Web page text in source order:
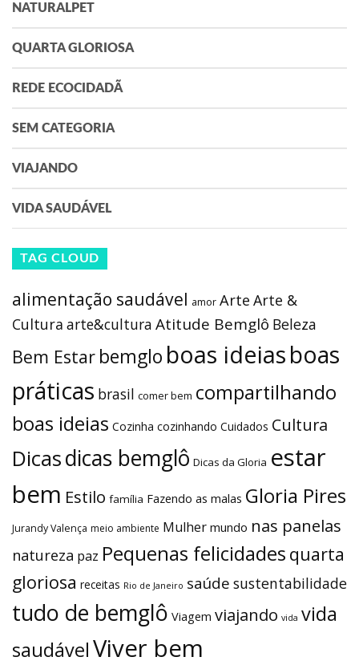
NATURALPET
QUARTA GLORIOSA
REDE ECOCIDADÃ
SEM CATEGORIA
VIAJANDO
VIDA SAUDÁVEL
TAG CLOUD
alimentação saudável amor Arte Arte &
Cultura arte&cultura Atitude Bemglô Beleza
Bem Estar bemglo boas ideiasboas
práticas brasil comer bem compartilhando
boas ideias Cozinha cozinhando Cuidados Cultura
Dicasdicas bemglô Dicas da Gloria estar
bem Estilo família Fazendo as malas Gloria Pires
Jurandy Valença meio ambiente Mulher mundo nas panelas
natureza paz Pequenas felicidades quarta
gloriosa receitas Rio de Janeiro saúde sustentabilidade
tudo de bemglô Viagem viajando vida vida
saudávelViver bem